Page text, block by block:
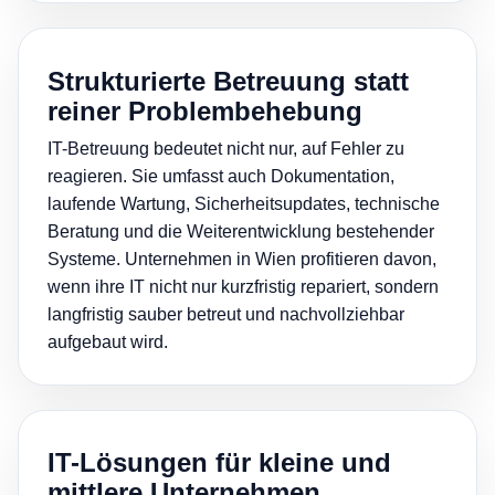
Strukturierte Betreuung statt
reiner Problembehebung
IT-Betreuung bedeutet nicht nur, auf Fehler zu
reagieren. Sie umfasst auch Dokumentation,
laufende Wartung, Sicherheitsupdates, technische
Beratung und die Weiterentwicklung bestehender
Systeme. Unternehmen in Wien profitieren davon,
wenn ihre IT nicht nur kurzfristig repariert, sondern
langfristig sauber betreut und nachvollziehbar
aufgebaut wird.
IT-Lösungen für kleine und